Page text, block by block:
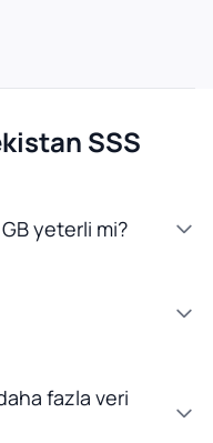
SSS
yeterli mi?
fazla veri